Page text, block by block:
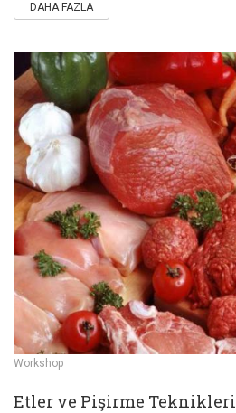
DAHA FAZLA
Workshop
Etler ve Pişirme Teknikleri